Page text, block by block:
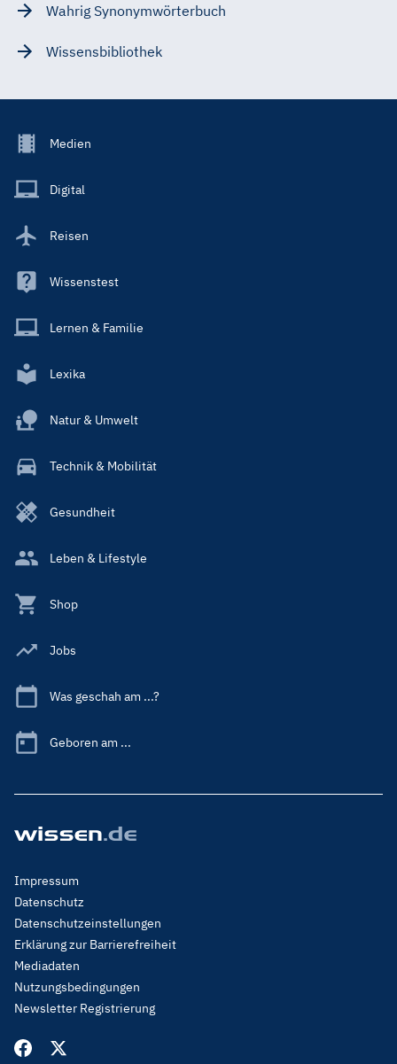
Wahrig Synonymwörterbuch
Wissensbibliothek
Footer
Main
Medien
Digital
Reisen
Wissenstest
Lernen & Familie
Lexika
Natur & Umwelt
Technik & Mobilität
Gesundheit
Leben & Lifestyle
Shop
Jobs
Was geschah am ...?
Geboren am ...
Footer
Menu
Legal
Impressum
Datenschutz
Datenschutzeinstellungen
Erklärung zur Barrierefreiheit
Mediadaten
Nutzungsbedingungen
Newsletter Registrierung